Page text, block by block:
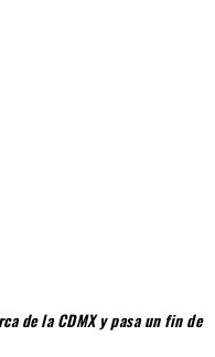
de la CDMX y pasa un fin de